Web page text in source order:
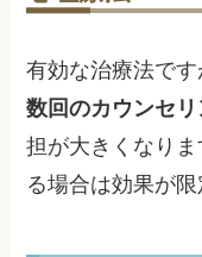
有効な治療法で
数回のカウンセ
担が大きくなり
る場合は効果が限